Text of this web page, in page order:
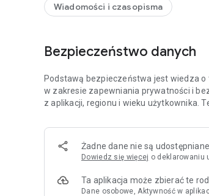
Meller.
wydań specjalnych.
Więcej szczegółów dotyczących
stronie: https://premium.onet.pl/
Wiadomości i czasopisma
Bezpieczeństwo danych
Podstawą bezpieczeństwa jest wiedza
w zakresie zapewniania prywatności i
z aplikacji, regionu i wieku użytkownika.
Żadne dane nie są
Dowiedz się więcej o deklarowaniu
Ta aplikacja może zbierać te
Dane osobowe, Aktywność w